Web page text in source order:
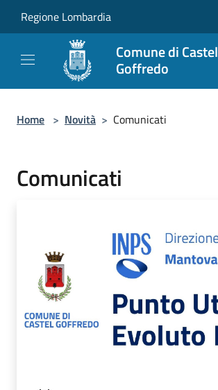
Regione Lombardia
Comune di Castel
Goffredo
Home > Novità > Comunicati
Comunicati